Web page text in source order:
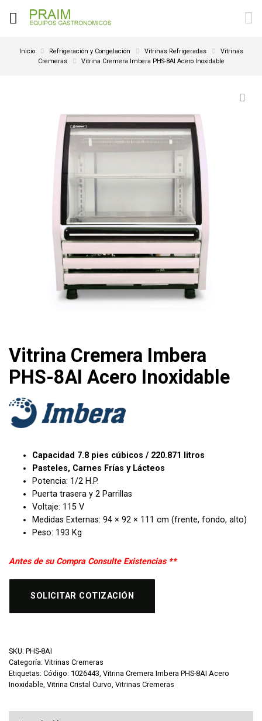
Inicio Refrigeración y Congelación Vitrinas Refrigeradas
Vitrinas
Cremeras
Vitrina Cremera Imbera PHS-8AI Acero Inoxidable
Vitrina Cremera Imbera
PHS-8AI Acero Inoxidable
Capacidad 7.8 pies cúbicos / 220.871 litros
Pasteles, Carnes Frías y Lácteos
Potencia: 1/2 H.P.
Puerta trasera y 2 Parrillas
Voltaje: 115 V
Medidas Externas: 94 × 92 × 111 cm (frente, fondo, alto)
Peso: 193 Kg
Antes de su Compra Consulte Existencias **
SOLICITAR COTIZACIÓN
SKU: PHS-8AI
Categoría: Vitrinas Cremeras
Etiquetas: Código: 1026443 Vitrina Cremera Imbera PHS-8AI Acero
Inoxidable Vitrina Cristal Curvo Vitrinas Cremeras